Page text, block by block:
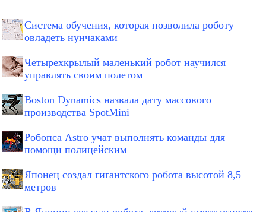
Система обучения, которая позволила роботу
овладеть нунчаками
Четырехкрылый маленький робот научился
управлять своим полетом
Boston Dynamics назвала дату массового
производства SpotMini
Робопса Astro учат выполнять команды для
помощи полицейским
Японец создал гигантского робота высотой 8,5
метров